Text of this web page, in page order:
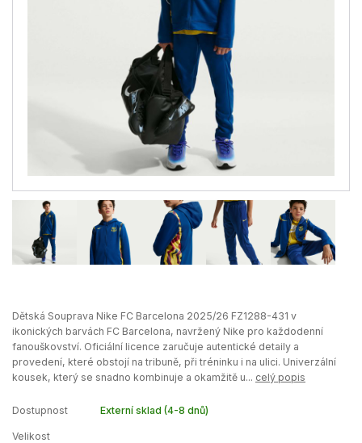
Dětská Souprava Nike FC Barcelona 2025/26 FZ1288-431 v
ikonických barvách FC Barcelona, navržený Nike pro každodenní
fanouškovství. Oficiální licence zaručuje autentické detaily a
provedení, které obstojí na tribuně, při tréninku i na ulici. Univerzální
kousek, který se snadno kombinuje a okamžitě u... celý popis
Dostupnost Externí sklad (4-8 dnů)
Velikost